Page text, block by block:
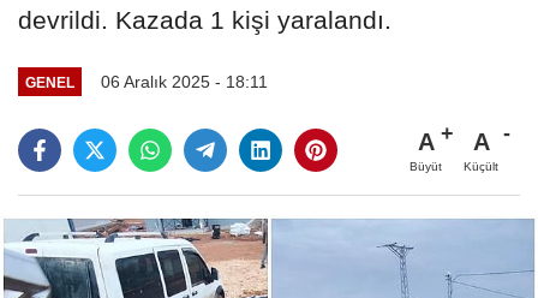
devrildi. Kazada 1 kişi yaralandı.
GENEL 06 Aralık 2025 - 18:11
A
Büyüt
A
Küçült